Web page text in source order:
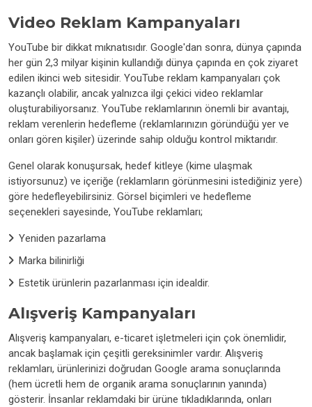
Video Reklam Kampanyaları
YouTube bir dikkat mıknatısıdır. Google'dan sonra, dünya çapında
her gün 2,3 milyar kişinin kullandığı dünya çapında en çok ziyaret
edilen ikinci web sitesidir. YouTube reklam kampanyaları çok
kazançlı olabilir, ancak yalnızca ilgi çekici video reklamlar
oluşturabiliyorsanız. YouTube reklamlarının önemli bir avantajı,
reklam verenlerin hedefleme (reklamlarınızın göründüğü yer ve
onları gören kişiler) üzerinde sahip olduğu kontrol miktarıdır.
Genel olarak konuşursak, hedef kitleye (kime ulaşmak
istiyorsunuz) ve içeriğe (reklamların görünmesini istediğiniz yere)
göre hedefleyebilirsiniz. Görsel biçimleri ve hedefleme
seçenekleri sayesinde, YouTube reklamları;
Yeniden pazarlama
Marka bilinirliği
Estetik ürünlerin pazarlanması için idealdir.
Alışveriş Kampanyaları
Alışveriş kampanyaları, e-ticaret işletmeleri için çok önemlidir,
ancak başlamak için çeşitli gereksinimler vardır. Alışveriş
reklamları, ürünlerinizi doğrudan Google arama sonuçlarında
(hem ücretli hem de organik arama sonuçlarının yanında)
gösterir. İnsanlar reklamdaki bir ürüne tıkladıklarında, onları